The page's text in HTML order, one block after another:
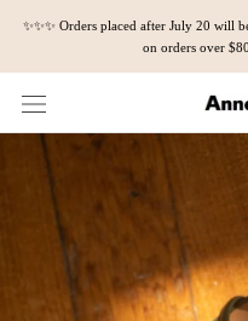
content
✨✨✨ Orders placed after July 20 will
on orders over